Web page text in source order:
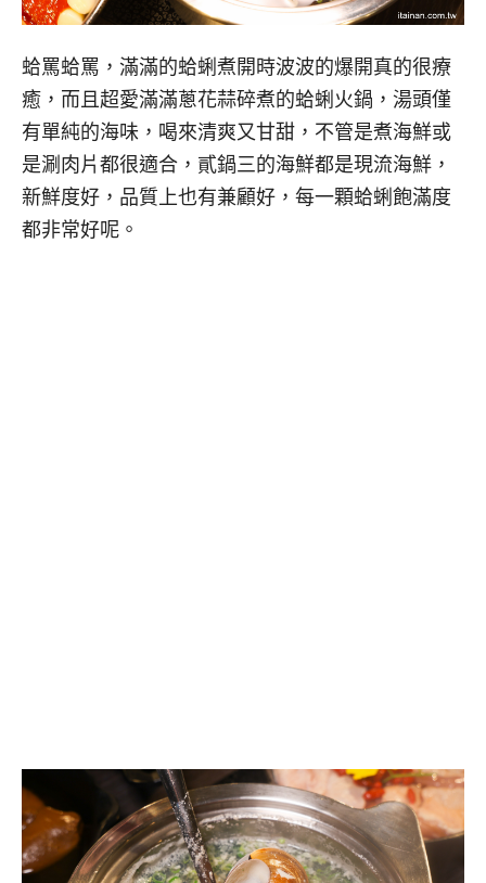
蛤罵蛤罵，滿滿的蛤蜊煮開時波波的爆開真的很療
癒，而且超愛滿滿蔥花蒜碎煮的蛤蜊火鍋，湯頭僅
有單純的海味，喝來清爽又甘甜，不管是煮海鮮或
是涮肉片都很適合，貳鍋三的海鮮都是現流海鮮，
新鮮度好，品質上也有兼顧好，每一顆蛤蜊飽滿度
都非常好呢。